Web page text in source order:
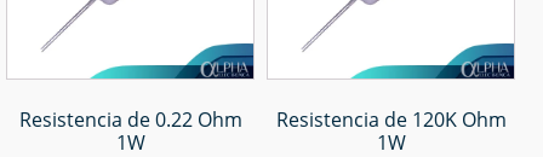
Resistencia de 0.22 Ohm
1W
Resistencia de 120K Ohm
1W